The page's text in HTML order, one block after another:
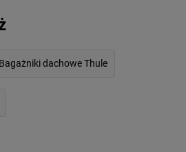
Bagażniki dachowe Thule